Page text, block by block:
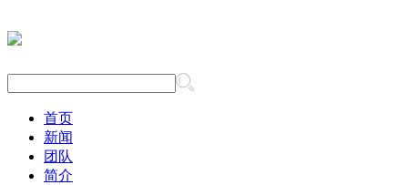
首页
新闻
团队
简介